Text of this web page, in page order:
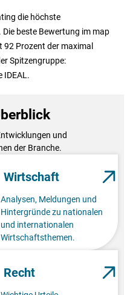
die höchste
beste Bewertung im map
92 Prozent der maximal
Spitzengruppe:
IDEAL.
und
der Branche.
Wirtschaft
Analysen, Meldungen und
Hintergründe zu nationalen
und internationalen
Wirtschaftsthemen.
Recht